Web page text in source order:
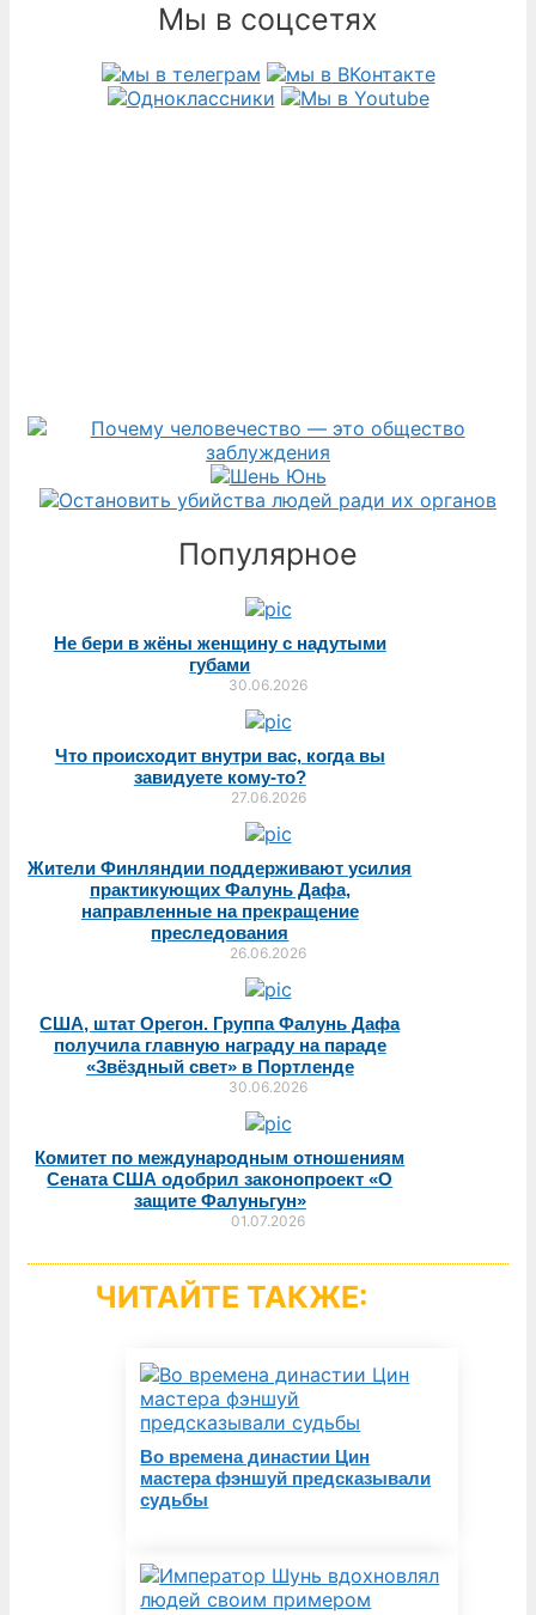
Мы в соцсетях
Популярное
Не бери в жёны женщину с надутыми
губами
30.06.2026
Что происходит внутри вас, когда вы
завидуете кому-то?
27.06.2026
Жители Финляндии поддерживают усилия
практикующих Фалунь Дафа,
направленные на прекращение
преследования
26.06.2026
США, штат Орегон. Группа Фалунь Дафа
получила главную награду на параде
«Звёздный свет» в Портленде
30.06.2026
Комитет по международным отношениям
Сената США одобрил законопроект «О
защите Фалуньгун»
01.07.2026
ЧИТАЙТЕ ТАКЖЕ:
Во времена династии Цин
мастера фэншуй предсказывали
судьбы